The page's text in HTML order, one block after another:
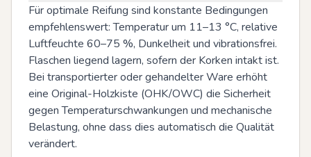
Für optimale Reifung sind konstante Bedingungen
empfehlenswert: Temperatur um 11–13 °C, relative
Luftfeuchte 60–75 %, Dunkelheit und vibrationsfrei.
Flaschen liegend lagern, sofern der Korken intakt ist.
Bei transportierter oder gehandelter Ware erhöht
eine Original-Holzkiste (OHK/OWC) die Sicherheit
gegen Temperaturschwankungen und mechanische
Belastung, ohne dass dies automatisch die Qualität
verändert.